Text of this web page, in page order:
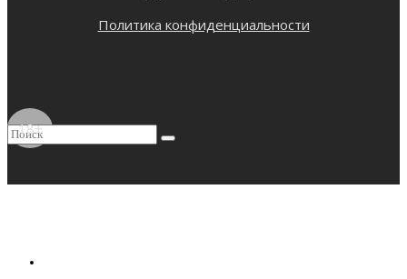
Политика конфиденциальности
18+